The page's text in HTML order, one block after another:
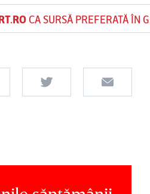
CA SURSĂ PREFERATĂ ÎN